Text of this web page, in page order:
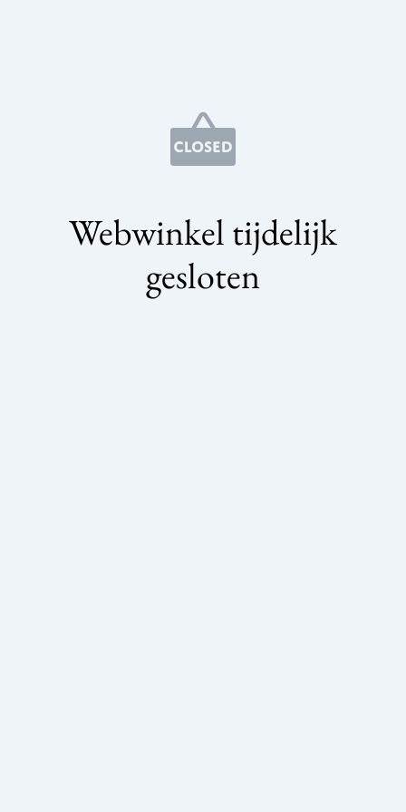
Webwinkel tijdelijk
gesloten